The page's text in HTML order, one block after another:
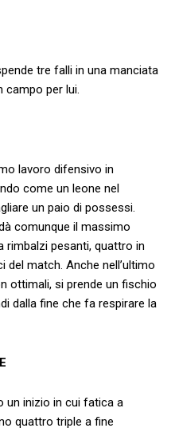
tre falli in una manciata
campo per lui.
lavoro difensivo in
come un leone nel
un paio di possessi.
comunque il massimo
rimbalzi pesanti, quattro in
match. Anche nell’ultimo
ottimali, si prende un fischio
dalla fine che fa respirare la
un inizio in cui fatica a
quattro triple a fine